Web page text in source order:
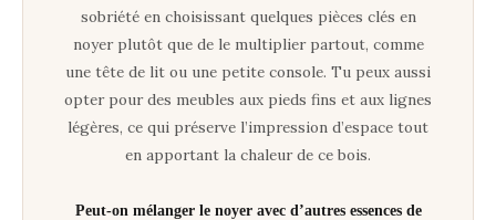
sobriété en choisissant quelques pièces clés en
noyer plutôt que de le multiplier partout, comme
une tête de lit ou une petite console. Tu peux aussi
opter pour des meubles aux pieds fins et aux lignes
légères, ce qui préserve l’impression d’espace tout
en apportant la chaleur de ce bois.
Peut-on mélanger le noyer avec d’autres essences de